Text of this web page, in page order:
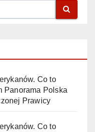
Co to
Panorama Polska
Prawicy
Co to